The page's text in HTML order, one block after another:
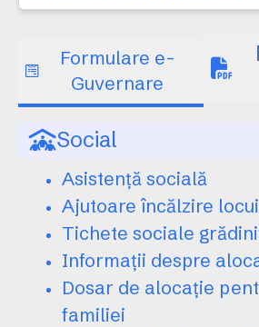
Formulare e-
Guvernare
Social
Asistență socială
Ajutoare încălzire
Tichete sociale
Informații despre
Dosar de alocație
familiei